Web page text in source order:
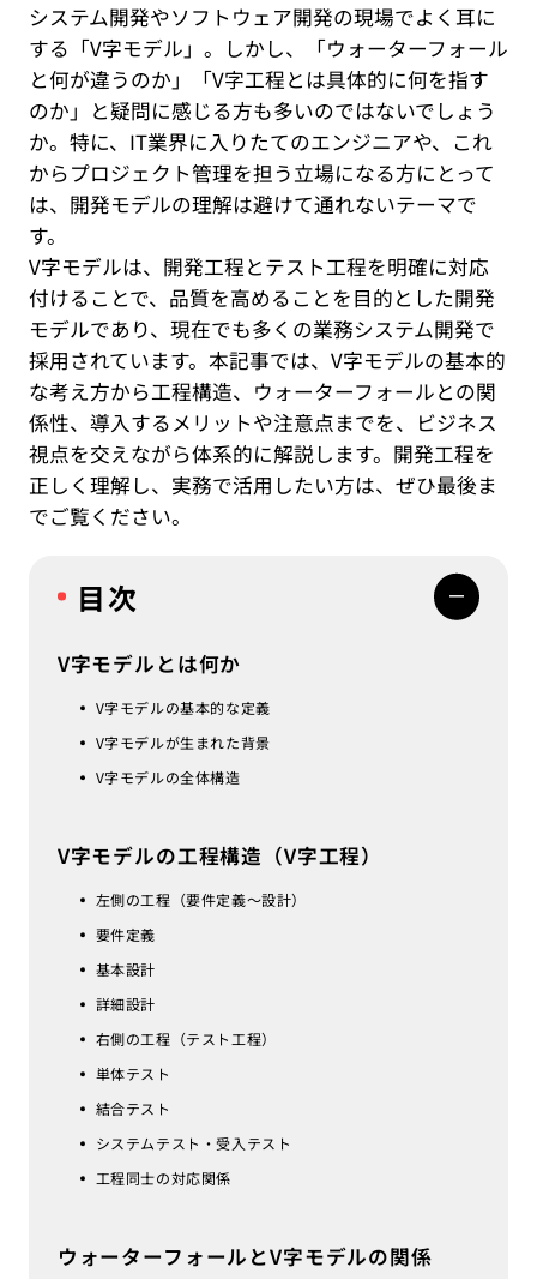
システム開発やソフトウェア開発の現場でよく耳に
する「V字モデル」。しかし、「ウォーターフォール
と何が違うのか」「V字工程とは具体的に何を指す
のか」と疑問に感じる方も多いのではないでしょう
か。特に、IT業界に入りたてのエンジニアや、これ
からプロジェクト管理を担う立場になる方にとって
は、開発モデルの理解は避けて通れないテーマで
す。
V字モデルは、開発工程とテスト工程を明確に対応
付けることで、品質を高めることを目的とした開発
モデルであり、現在でも多くの業務システム開発で
採用されています。本記事では、V字モデルの基本的
な考え方から工程構造、ウォーターフォールとの関
係性、導入するメリットや注意点までを、ビジネス
視点を交えながら体系的に解説します。開発工程を
正しく理解し、実務で活用したい方は、ぜひ最後ま
でご覧ください。
目次
V字モデルとは何か
V字モデルの基本的な定義
V字モデルが生まれた背景
V字モデルの全体構造
V字モデルの工程構造（V字工程）
左側の工程（要件定義〜設計）
要件定義
基本設計
詳細設計
右側の工程（テスト工程）
単体テスト
結合テスト
システムテスト・受入テスト
工程同士の対応関係
ウォーターフォールとV字モデルの関係